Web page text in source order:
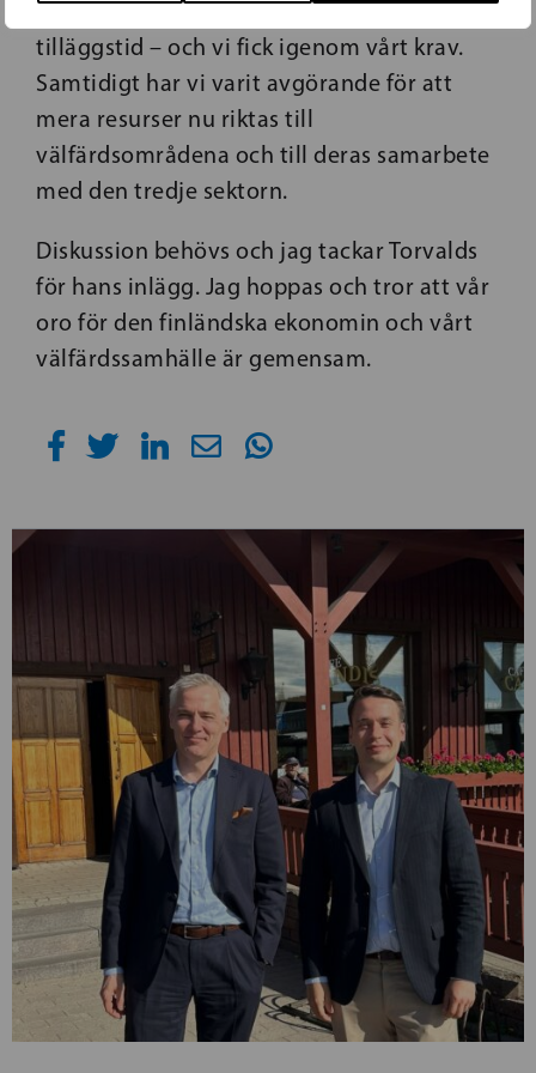
diskussionen om att ge välfärdsområdena
tilläggstid – och vi fick igenom vårt krav.
Samtidigt har vi varit avgörande för att
mera resurser nu riktas till
välfärdsområdena och till deras samarbete
med den tredje sektorn.
Diskussion behövs och jag tackar Torvalds
för hans inlägg. Jag hoppas och tror att vår
oro för den finländska ekonomin och vårt
välfärdssamhälle är gemensam.